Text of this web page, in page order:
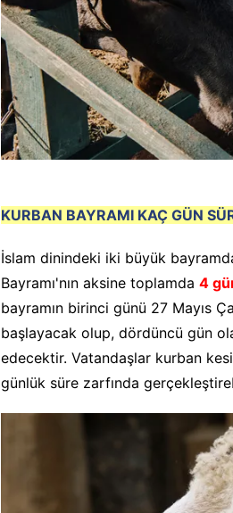
KURBAN BAYRAMI KAÇ GÜN
İslam dinindeki iki büyük
Bayramı'nın aksine toplamda 4
bayramın birinci günü 27 Mayıs
başlayacak olup, dördüncü gün
edecektir. Vatandaşlar kurban
günlük süre zarfında